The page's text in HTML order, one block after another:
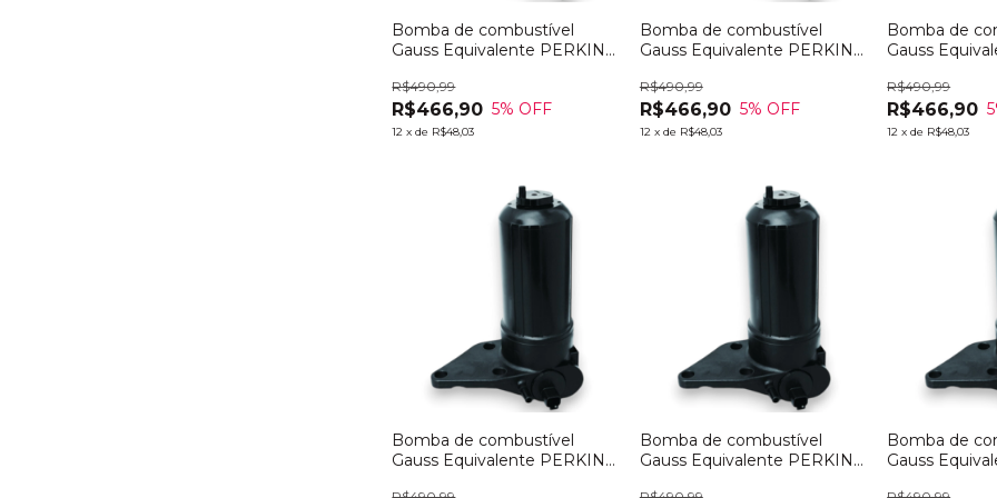
Bomba de combustível
Gauss Equivalente PERKINS
R$466,90
R$490,99
5% OFF
12 xde R$48,03
Bomba de combustível
Gauss Equivalente PERKINS
R$466,90
R$490,99
5% OFF
12 x de R$48,03
Bomba de
Gauss
R$466,90
R$490,99
5
12 xde R$48,03
Bomba de combustível
Gauss Equivalente PERKINS
Bomba de combustível
Gauss Equivalente PERKINS
Bomba de
Gauss